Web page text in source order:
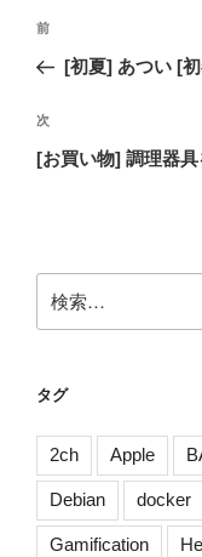
投
ナ
ビ
ゲ
ン
前
の
稿
前
[初夏] あつい [
次
の
次
[お買い物] 調理器
索:
タグ
2ch Apple
Debian docker
Gamification